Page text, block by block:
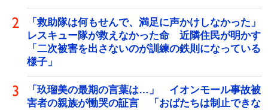
「救助隊は何もせんで、満足に声かけしなかった」
レスキュー隊が救えなかった命 近隣住民が明かす
「二次被害を出さないのが訓練の鉄則になっている
様子」
「玖瑠美の最期の言葉は…」 イオンモール事故被
害者の親族が慟哭の証言 「おばたちは制止できな